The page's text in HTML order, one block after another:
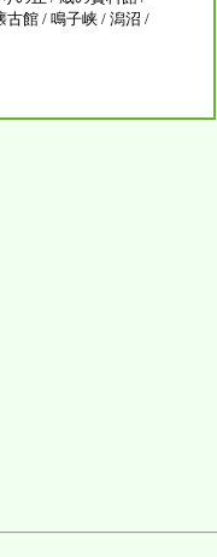
館 / 鳴子峡 / 潟沼 /